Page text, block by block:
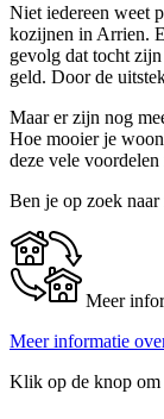
Niet iedereen weet
kozijnen in Arrien.
gevolg dat tocht
geld. Door de
Maar er zijn nog
Hoe mooier je
deze vele
Ben je op zoek
Meer
Meer informatie
Klik op de knop om